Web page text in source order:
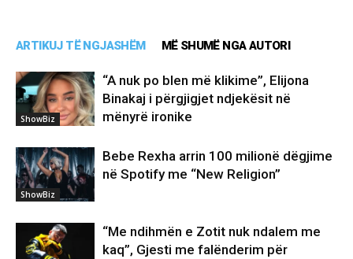
ARTIKUJ TË NGJASHËM MË SHUMË NGA AUTORI
ShowBiz
“A nuk po blen më klikime”, Elijona
Binakaj i përgjigjet ndjekësit në
mënyrë ironike
ShowBiz
Bebe Rexha arrin 100 milionë dëgjime
në Spotify me “New Religion”
“Me ndihmën e Zotit nuk ndalem me
kaq”, Gjesti me falënderim për